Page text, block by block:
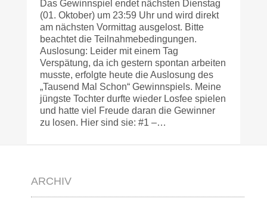
Das Gewinnspiel endet nächsten Dienstag
(01. Oktober) um 23:59 Uhr und wird direkt
am nächsten Vormittag ausgelost. Bitte
beachtet die Teilnahmebedingungen.
Auslosung: Leider mit einem Tag
Verspätung, da ich gestern spontan arbeiten
musste, erfolgte heute die Auslosung des
„Tausend Mal Schon“ Gewinnspiels. Meine
jüngste Tochter durfte wieder Losfee spielen
und hatte viel Freude daran die Gewinner
zu losen. Hier sind sie: #1 –…
ARCHIV